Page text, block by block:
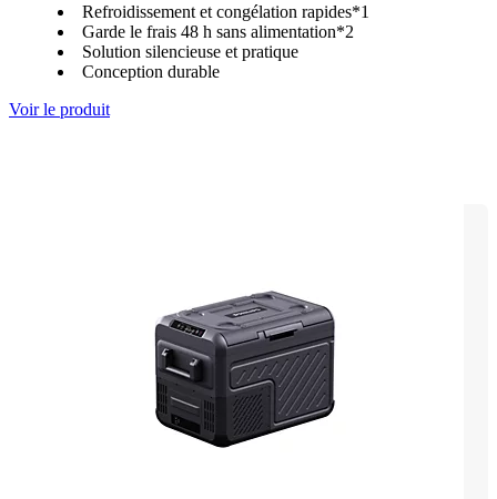
Refroidissement et congélation rapides*1
Garde le frais 48 h sans alimentation*2
Solution silencieuse et pratique
Conception durable
Voir le produit